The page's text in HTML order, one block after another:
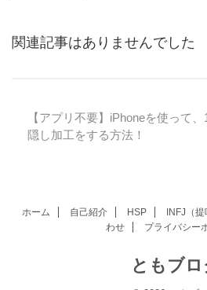
関連記事はありませんでした
【アプリ不要】iPhoneを使って
隠し加工をする方法！
ホーム 自己紹介 HSP INFJ（提
わせ
プライバシー
ともブロ